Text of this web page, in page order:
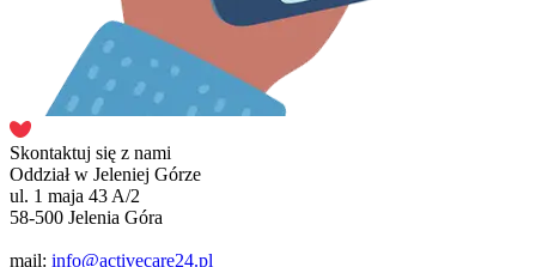
Skontaktuj się z nami
Oddział w Jeleniej Górze
ul. 1 maja 43 A/2
58-500 Jelenia Góra
mail: info@activecare24.pl